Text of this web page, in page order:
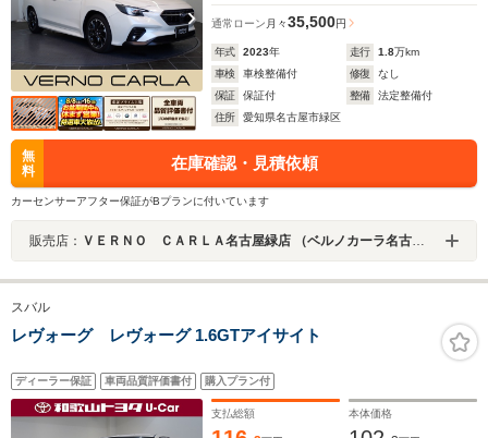
通常ローン 月々35,500円
年式 2023年 走行 1.8万km
車検
車検整備付 修復
なし
保証
保証付 整備
法定整備付
住所
愛知県名古屋市緑区
無
料
在庫確認・見積依頼
カーセンサーアフター保証がBプランに付いています
販売店： ＶＥＲＮＯ ＣＡＲＬＡ名古屋緑店 （ベルノカーラ名古屋緑店）
スバル
レヴォーグ レヴォーグ 1.6GTアイサイト
ディーラー保証 車両品質評価書付 購入プラン付
支払総額 本体価格